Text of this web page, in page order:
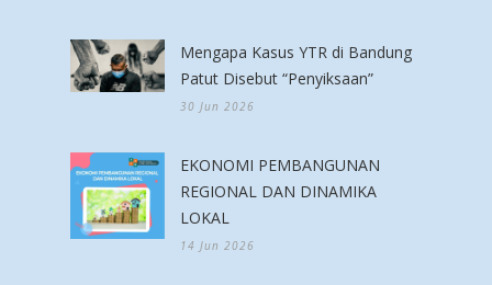
Mengapa Kasus YTR di Bandung
Patut Disebut “Penyiksaan”
30 Jun 2026
EKONOMI PEMBANGUNAN
REGIONAL DAN DINAMIKA
LOKAL
14 Jun 2026